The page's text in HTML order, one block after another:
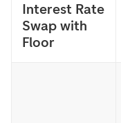
Interest Rate
Swap with
Floor